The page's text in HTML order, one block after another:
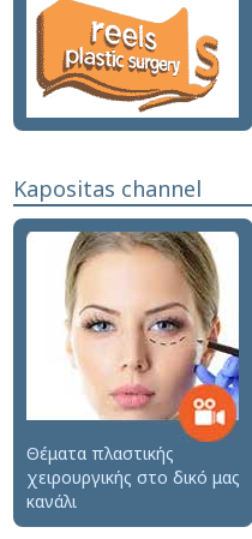
Kapositas channel
Θέματα πλαστικής
χειρουργικής στο δικό μας
κανάλι